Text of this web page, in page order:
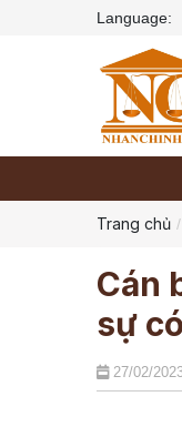
Language:
Trang chủ
Cán
sự
27/02/